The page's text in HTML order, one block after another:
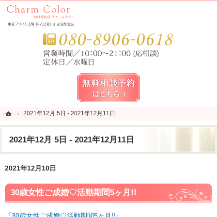
ホーム
2021年12月 5日 - 2021年12月11日
2021年12月 5日 - 2021年12月11日
錦糸町・亀戸・平井の結婚相談所なら当相談所へ。
錦糸町・亀戸・平井の結婚相談所なら短期成婚を目指すCharm Color (チャームカラー)
2021年12月10日
30歳女性ご成婚♡活動期間5ヶ月!!
ホーム
2021年12月 5日 - 2021年12月11日